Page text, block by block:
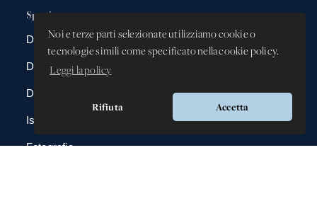
Noi e terze parti selezionate utilizziamo cookie o
tecnologie simili come specificato nella cookie policy.
Leggi la policy
Rifiuta Accetta
Spazio app
DBAnima
DBContest
DBDrive
Iscrizioni
Fotografie